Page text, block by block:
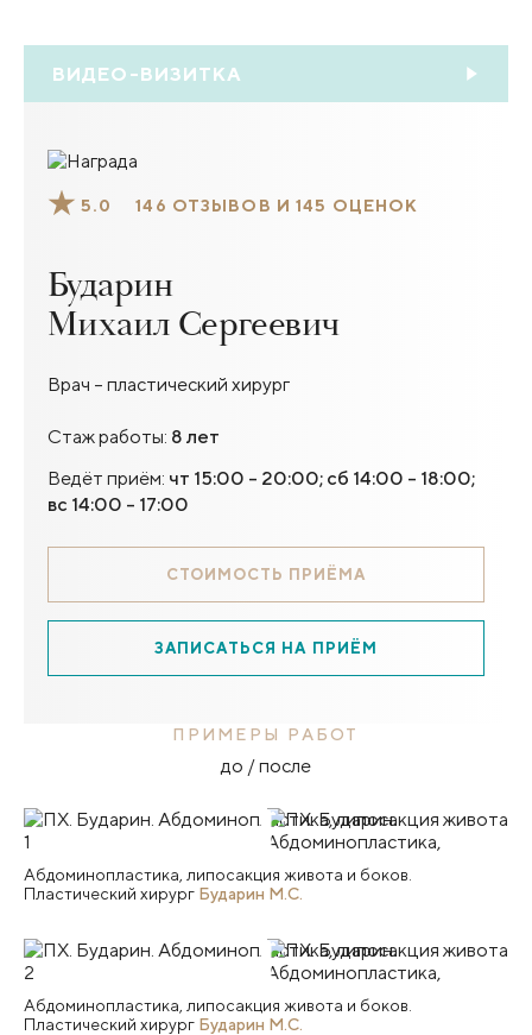
ВИДЕО-ВИЗИТКА
5.0 146 ОТЗЫВОВ И 145 ОЦЕНОК
Бударин
Михаил Сергеевич
Врач – пластический хирург
Стаж работы: 8 лет
Ведёт приём: чт 15:00 - 20:00; сб 14:00 - 18:00;
вс 14:00 - 17:00
СТОИМОСТЬ ПРИЁМА
ЗАПИСАТЬСЯ НА ПРИЁМ
ПРИМЕРЫ РАБОТ
до / после
Абдоминопластика, липосакция живота и боков.
Пластический хирург Бударин М.С.
Абдоминопластика, липосакция живота и боков.
Пластический хирург Бударин М.С.